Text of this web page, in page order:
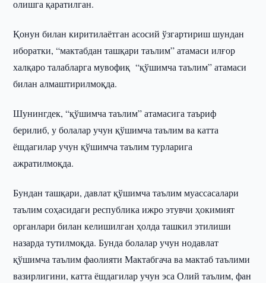
олишга қаратилган.
Қонун билан киритилаётган асосий ўзгартириш шундан
иборатки, “мактабдан ташқари таълим” атамаси илғор
халқаро талабларга мувофиқ “қўшимча таълим” атамаси
билан алмаштирилмоқда.
Шунингдек, “қўшимча таълим” атамасига таъриф
берилиб, у болалар учун қўшимча таълим ва катта
ёшдагилар учун қўшимча таълим турларига
ажратилмоқда.
Бундан ташқари, давлат қўшимча таълим муассасалари
таълим соҳасидаги республика ижро этувчи ҳокимият
органлари билан келишилган ҳолда ташкил этилиши
назарда тутилмоқда. Бунда болалар учун нодавлат
қўшимча таълим фаолияти Мактабгача ва мактаб таълими
вазирлигини, катта ёшдагилар учун эса Олий таълим, фан